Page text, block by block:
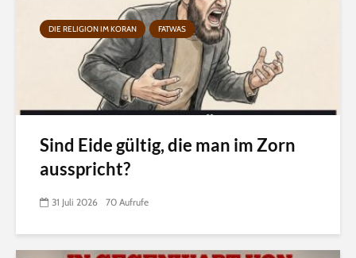
DIE RELIGION IM KORAN FATWAS
Sind Eide gültig, die man im Zorn
ausspricht?
31 Juli 2026 70 Aufrufe